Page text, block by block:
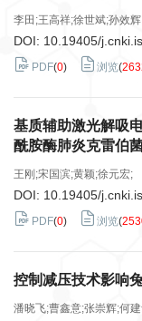
李田;王高祥;徐世斌;孙效
DOI: 10.19405/
PDF(0) 浏览(
基质辅助激光解吸
酰胺酶肺炎克雷伯
王刚;宋国滨;黄颖;徐元宏;
DOI: 10.19405/
PDF(0) 浏览(
控制减压技术影响
潘晓飞;曹鑫意;张崇辉;何